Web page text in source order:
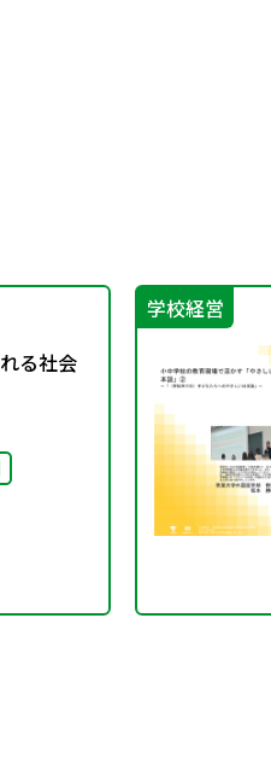
る社会
学校経営